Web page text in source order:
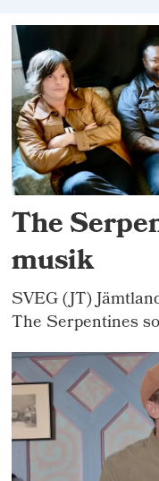
The
musik
SVEG (JT)
The Serpentines